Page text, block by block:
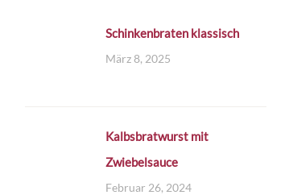
Schinkenbraten klassisch
März 8, 2025
Kalbsbratwurst mit
Zwiebelsauce
Februar 26, 2024